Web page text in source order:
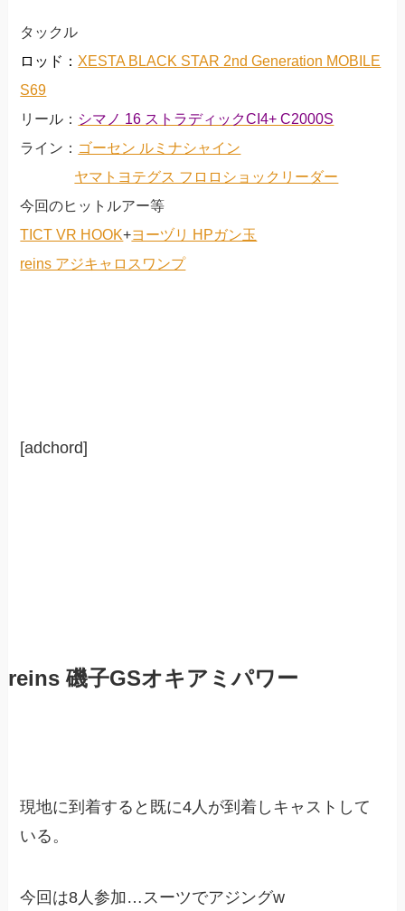
タックル
ロッド：XESTA BLACK STAR 2nd Generation MOBILE
S69
リール： シマノ 16 ストラディックCI4+ C2000S
ライン： ゴーセン ルミナシャイン
ヤマトヨテグス フロロショックリーダー
今回のヒットルアー等
TICT VR HOOK+ヨーヅリ HPガン玉
reins アジキャロスワンプ
[adchord]
reins 磯子GSオキアミパワー
現地に到着すると既に4人が到着しキャストして
いる。
今回は8人参加…スーツでアジングw